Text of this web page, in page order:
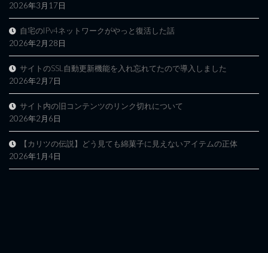
2026年3月17日
自宅のIPv4ネットワークがやっと復活した話
2026年2月28日
サイトのSSL自動更新機能を入れ忘れてたので導入しました
2026年2月7日
サイト内の旧コンテンツのリンク切れについて
2026年2月6日
【カリツの伝説】どう見ても綿菓子に見えないアイテムの正体
2026年1月4日